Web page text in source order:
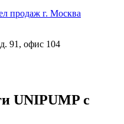
продаж г. Москва
91, офис 104
UNIPUMP с